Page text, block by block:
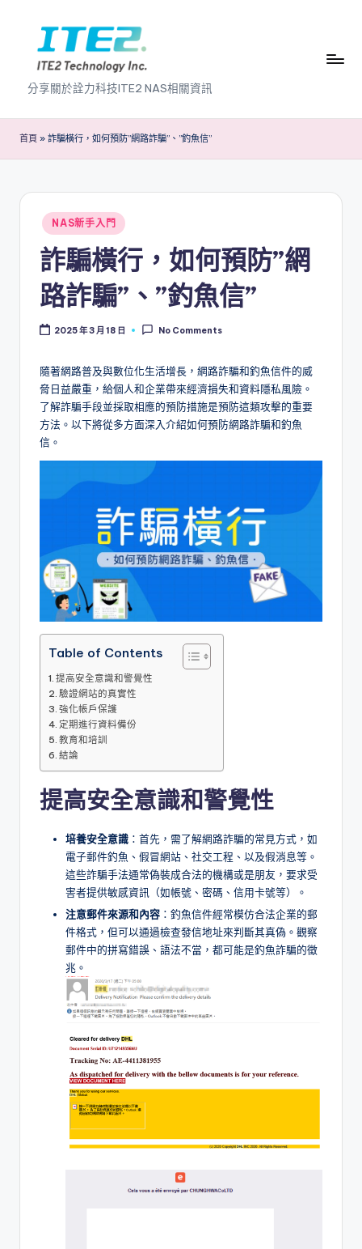
content
I
T
E
N
0
分享關於詮力科技ITE2 NAS相關資訊
首頁 » 詐騙橫行，如何預防”網路詐騙”、”釣魚信”
Posted
in
NAS新手入門
詐騙橫行，如何預防”網
路詐騙”、”釣魚信”
2025 年 3 月 18 日 No Comments
隨著網路普及與數位化生活增長，網路詐騙和釣魚信件的威
脅日益嚴重，給個人和企業帶來經濟損失和資料隱私風險。
了解詐騙手段並採取相應的預防措施是預防這類攻擊的重要
方法。以下將從多方面深入介紹如何預防網路詐騙和釣魚
信。
Table of Contents
提高安全意識和警覺性
驗證網站的真實性
強化帳戶保護
定期進行資料備份
教育和培訓
結論
提高安全意識和警覺性
培養安全意識 ：首先，需了解網路詐騙的常見方式，如
電子郵件釣魚、假冒網站、社交工程、以及假消息等。
這些詐騙手法通常偽裝成合法的機構或是朋友，要求受
害者提供敏感資訊（如帳號、密碼、信用卡號等）。
注意郵件來源和內容 ：釣魚信件經常模仿合法企業的郵
件格式，但可以通過檢查發信地址來判斷其真偽。觀察
郵件中的拼寫錯誤、語法不當，都可能是釣魚詐騙的徵
兆。